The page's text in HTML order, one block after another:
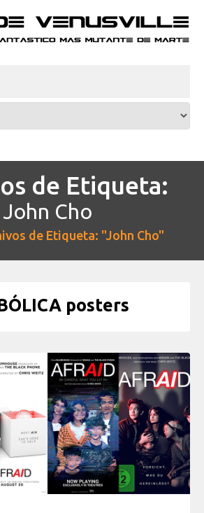
de Etiqueta:
John Cho
de Etiqueta: "John Cho"
posters